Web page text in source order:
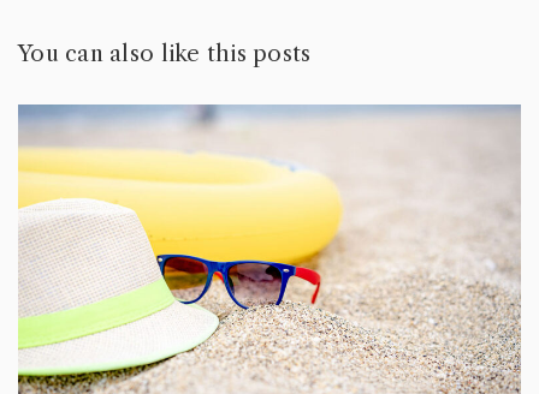
You can also like this posts